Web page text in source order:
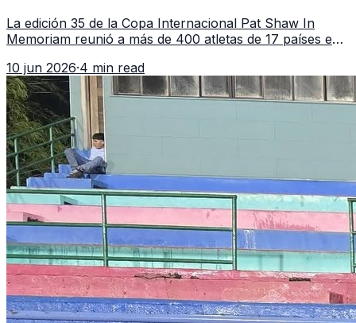
La edición 35 de la Copa Internacional Pat Shaw In
Memoriam reunió a más de 400 atletas de 17 países en
delegación nacional, según el balance oficial de CDAG.
10 jun 2026·4 min read